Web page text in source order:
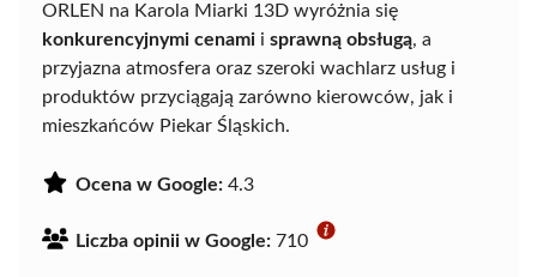
ORLEN na Karola Miarki 13D wyróżnia się
konkurencyjnymi cenami i sprawną obsługą, a
przyjazna atmosfera oraz szeroki wachlarz usług i
produktów przyciągają zarówno kierowców, jak i
mieszkańców Piekar Śląskich.
Ocena w Google: 4.3
Liczba opinii w Google: 710